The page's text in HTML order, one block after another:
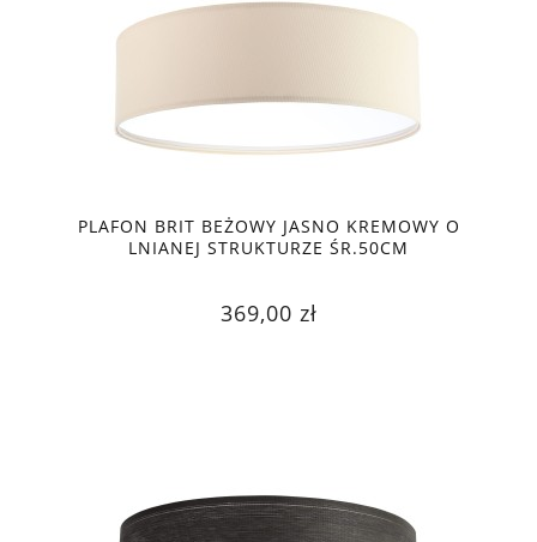
PLAFON BRIT BEŻOWY JASNO KREMOWY O
LNIANEJ STRUKTURZE ŚR.50CM
369,00 zł